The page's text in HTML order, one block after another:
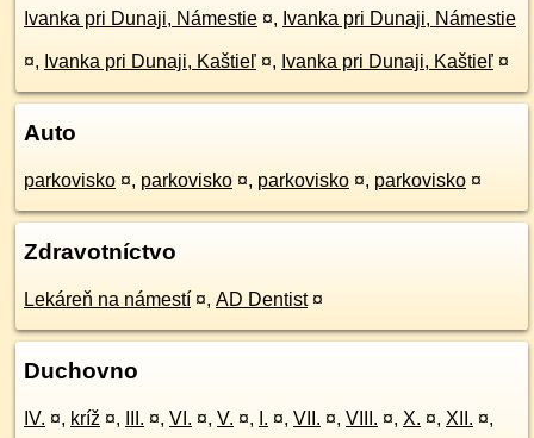
Ivanka pri Dunaji, Námestie ¤, Ivanka pri Dunaji, Námestie
¤, Ivanka pri Dunaji, Kaštieľ ¤, Ivanka pri Dunaji, Kaštieľ ¤
Auto
parkovisko ¤, parkovisko ¤, parkovisko ¤, parkovisko ¤
Zdravotníctvo
Lekáreň na námestí ¤, AD Dentist ¤
Duchovno
IV. ¤, kríž ¤, III. ¤, VI. ¤, V. ¤, I. ¤, VII. ¤, VIII. ¤, X. ¤, XII. ¤,